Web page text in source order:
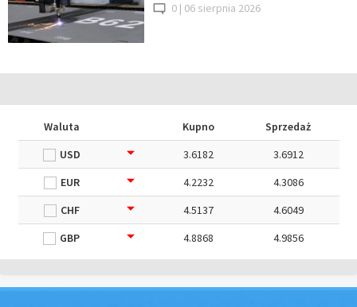
0 | 06 sierpnia 2026
Waluta Kupno
Sprzedaż
USD
3.6182
3.6912
EUR
4.2232
4.3086
CHF
4.5137
4.6049
GBP
4.8868 4.9856